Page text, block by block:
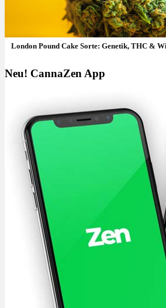
London Pound Cake Sorte: Genetik, THC &
Neu! CannaZen App